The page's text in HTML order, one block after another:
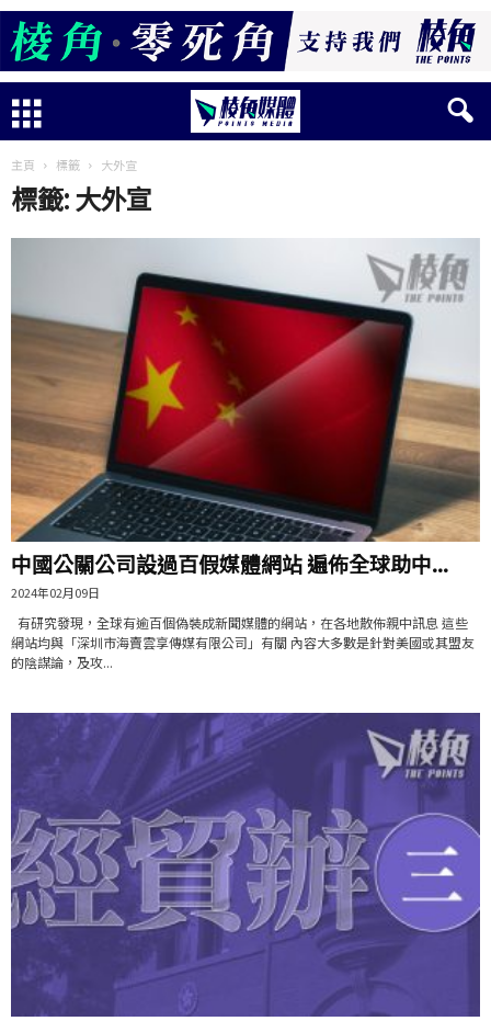
主頁 標籤 大外宣
標籤: 大外宣
中國公關公司設過百假媒體網站 遍佈全球助中...
2024年02月09日
有研究發現，全球有逾百個偽裝成新聞媒體的網站，在各地散佈親中訊息 這些
網站均與「深圳市海賣雲享傳媒有限公司」有關 內容大多數是針對美國或其盟友
的陰謀論，及攻...